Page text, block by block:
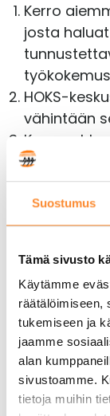
Suostumus
Tämä sivusto
Käytämme
räätälöimiseen,
tukemiseen ja
jaamme
alan
sivustoamme.
tietoja muihin
Kerro
josta
HOKS-
vähintään
Kerro
Varmista,
voit
Kysy ja
Osaamisen
että sinun
asiaa,
todistus